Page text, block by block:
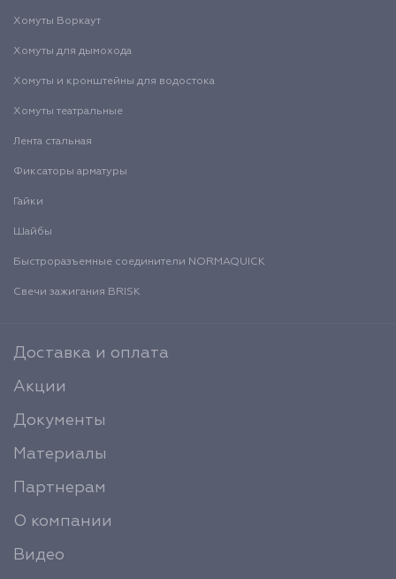
Хомуты Воркаут
Хомуты для дымохода
Хомуты и кронштейны для водостока
Хомуты театральные
Лента стальная
Фиксаторы арматуры
Гайки
Шайбы
Быстроразъемные соединители NORMAQUICK
Свечи зажигания BRISK
Доставка и оплата
Акции
Документы
Материалы
Партнерам
О компании
Видео